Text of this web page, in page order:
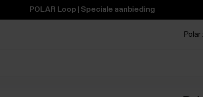
POLAR Loop | Speciale aanbieding
Polar